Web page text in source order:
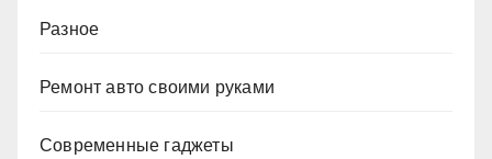
Разное
Ремонт авто своими руками
Современные гаджеты